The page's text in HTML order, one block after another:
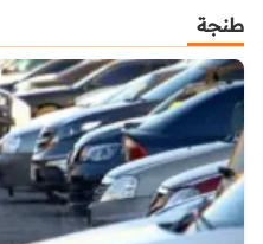
طنجة